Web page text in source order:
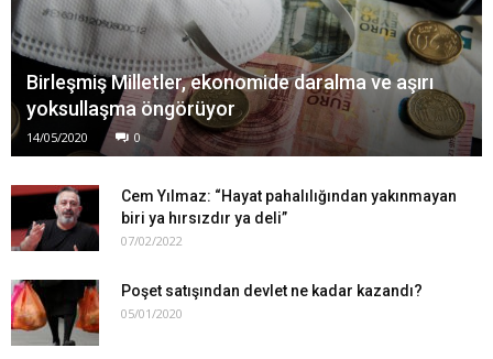
Birleşmiş Milletler, ekonomide daralma ve aşırı
yoksullaşma öngörüyor
14/05/2020 0
Cem Yılmaz: “Hayat pahalılığından yakınmayan
biri ya hırsızdır ya deli”
07/02/2022
Poşet satışından devlet ne kadar kazandı?
05/01/2020